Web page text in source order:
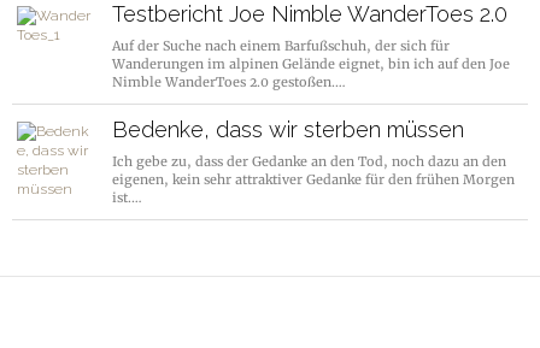
Testbericht Joe Nimble WanderToes 2.0
Auf der Suche nach einem Barfußschuh, der sich für
Wanderungen im alpinen Gelände eignet, bin ich auf den Joe
Nimble WanderToes 2.0 gestoßen.…
Bedenke, dass wir sterben müssen
Ich gebe zu, dass der Gedanke an den Tod, noch dazu an den
eigenen, kein sehr attraktiver Gedanke für den frühen Morgen
ist.…